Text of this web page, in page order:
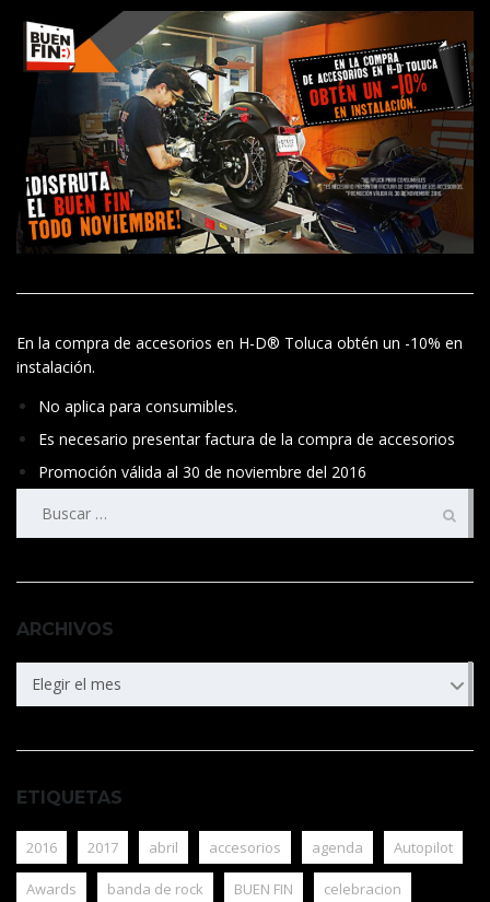
En la compra de accesorios en H-D® Toluca obtén un -10% en
instalación.
No aplica para consumibles.
Es necesario presentar factura de la compra de accesorios
Promoción válida al 30 de noviembre del 2016
ARCHIVOS
ARCHIVOS
Elegir el mes
ETIQUETAS
2016 2017 abril accesorios agenda Autopilot
Awards banda de rock BUEN FIN celebracion